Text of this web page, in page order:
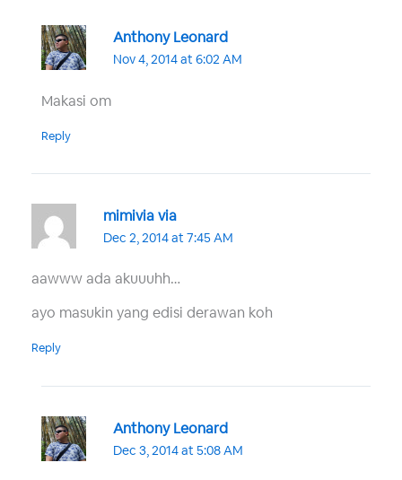
Anthony Leonard
Nov 4, 2014 at 6:02 AM
Makasi om
Reply
mimivia via
Dec 2, 2014 at 7:45 AM
aawww ada akuuuhh…
ayo masukin yang edisi derawan koh
Reply
Anthony Leonard
Dec 3, 2014 at 5:08 AM